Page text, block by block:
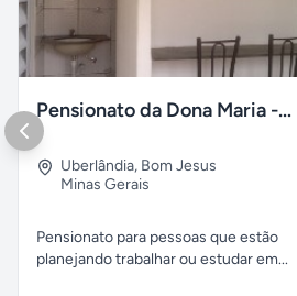
Pensionato da Dona Maria - Uberlândia/MG
Uberlândia, Bom Jesus
Minas Gerais
Pensionato para pessoas que estão
planejando trabalhar ou estudar em...